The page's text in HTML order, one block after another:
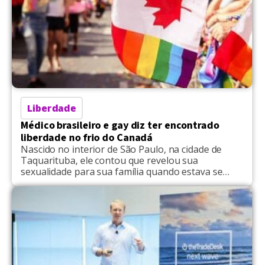
Liberdade
Médico brasileiro e gay diz ter encontrado
liberdade no frio do Canadá
Nascido no interior de São Paulo, na cidade de
Taquarituba, ele contou que revelou sua
sexualidade para sua família quando estava se
mudando para o novo país